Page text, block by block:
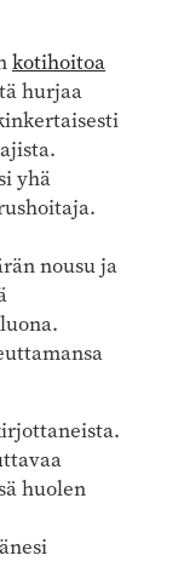
kotihoitoa
hurjaa
yhä
nousu ja
huolen